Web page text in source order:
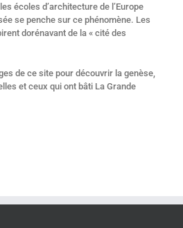
écoles d’architecture de l’Europe
se penche sur ce phénomène. Les
dorénavant de la « cité des
de ce site pour découvrir la genèse,
et ceux qui ont bâti La Grande